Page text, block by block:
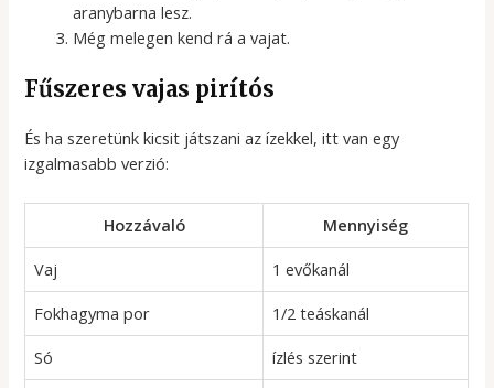
aranybarna lesz.
Még melegen kend rá a vajat.
Fűszeres vajas pirítós
És ha szeretünk kicsit játszani az ízekkel, itt van egy
izgalmasabb verzió:
Hozzávaló
Mennyiség
Vaj
1 evőkanál
Fokhagyma por
1/2 teáskanál
Só
ízlés szerint